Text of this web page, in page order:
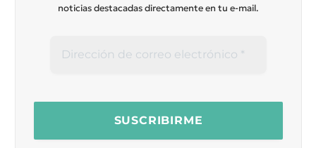
noticias destacadas directamente en tu e-mail.